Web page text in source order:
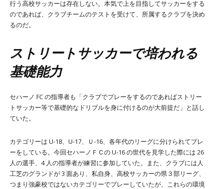
行う高校サッカーは存在しない。本気で上を目指してサッカーをする
のであれば、クラブチームのテストを受けて、所属するクラブを決め
るのだ。
ストリートサッカーで培われる
基礎能力
セハーノ FC の指導者も「クラブでプレーをするのであればストリー
トサッカー等で基礎的なドリブルを身に付けるのが大前提だ」と話し
ていた。
カテゴリーは U-18、U-17、Ｕ-16、各年代のリーグに分けられてプレ
ーをしている。今回セハーノＦＣの U-16 の世代を見学した際には 26
人の選手、4 人の指導者が練習に参加していた。また、クラブには人
工芝のグランドが 3 面あり、私自身、高校サッカーの県３部リーグ、
つまり強豪校ではないカテゴリーでプレーしていたが、これらの環境